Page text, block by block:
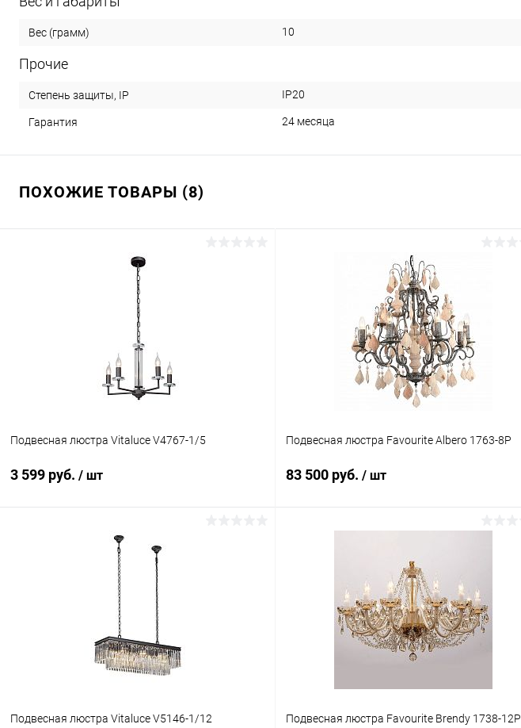
Вес (грамм) 10
Прочие
Степень защиты, IP IP20
Гарантия 24 месяца
ПОХОЖИЕ ТОВАРЫ (8)
Подвесная люстра Vitaluce V4767-1/5
3 599 руб. / шт
В корзину
Подвесная люстра Favourite Albero 1763-8P
83 500 руб. / шт
Купить в 1 клик Сравнение
В избранное В наличии
Подвесная люстра Vitaluce V5146-1/12 Подвесная люстра Favourite Brendy 1738-12P